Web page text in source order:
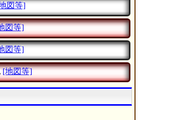
図等]
図等]
図等]
[地図等]